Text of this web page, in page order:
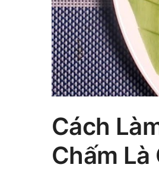
Cách
Chấm Là